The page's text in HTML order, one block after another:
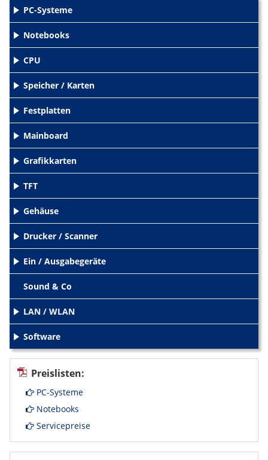
PC-Systeme
Notebooks
+CPU
+Speicher / Karten
Festplatten
Mainboard
+Grafikkarten
TFT
+Gehäuse
Drucker / Scanner
Ein / Ausgabegeräte
Sound & Co
LAN / WLAN
+Software
Preislisten:
PC-Systeme
Notebooks
Servicepreise